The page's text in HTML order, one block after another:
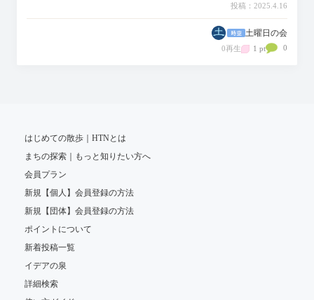
投稿：2025.4.16
土曜日の会
0再生 1 pt 0
はじめての散歩｜HTNとは
まちの探索｜もっと知りたい方へ
会員プラン
新規【個人】会員登録の方法
新規【団体】会員登録の方法
ポイントについて
新着投稿一覧
イデアの泉
詳細検索